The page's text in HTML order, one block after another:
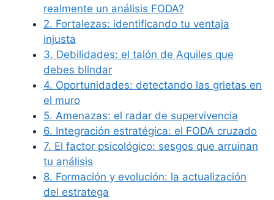
realmente un análisis FODA?
2. Fortalezas: identificando tu ventaja
injusta
3. Debilidades: el talón de Aquiles que
debes blindar
4. Oportunidades: detectando las grietas en
el muro
5. Amenazas: el radar de supervivencia
6. Integración estratégica: el FODA cruzado
7. El factor psicológico: sesgos que arruinan
tu análisis
8. Formación y evolución: la actualización
del estratega